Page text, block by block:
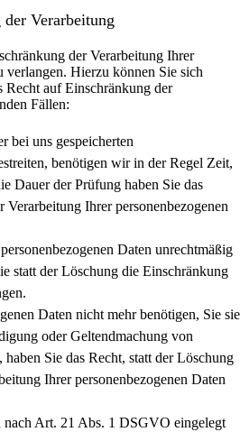
Verarbeitung
der Verarbeitung Ihrer
verlangen. Hierzu können Sie sich
Recht auf Einschränkung der
Fällen:
bei uns gespeicherten
benötigen wir in der Regel Zeit,
Dauer der Prüfung haben Sie das
Ihrer personenbezogenen
Daten unrechtmäßig
statt der Löschung die Einschränkung
Daten nicht mehr benötigen, Sie sie
oder Geltendmachung von
Sie das Recht, statt der Löschung
Ihrer personenbezogenen Daten
nach Art. 21 Abs. 1 DSGVO eingelegt